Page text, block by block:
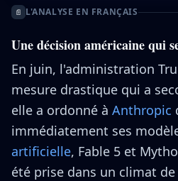
📄 L'ANALYSE EN FRANÇAIS
Une décision américaine qui
En juin, l'administration
mesure drastique qui a
elle a ordonné à Anthropic
immédiatement ses
artificielle, Fable 5 et
été prise dans un climat